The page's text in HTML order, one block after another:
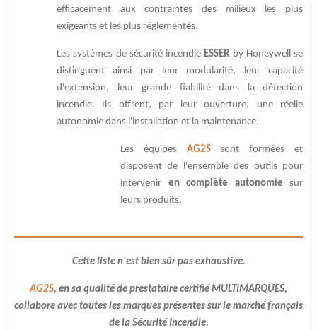
efficacement aux contraintes des milieux les plus
exigeants et les plus réglementés.
Les systèmes de sécurité incendie ESSER by Honeywell se
distinguent ainsi par leur modularité, leur capacité
d'extension, leur grande fiabilité dans la détection
incendie. Ils offrent, par leur ouverture, une réelle
autonomie dans l'installation et la maintenance.
Les équipes AG2Ssont formées et
disposent de l'ensemble des outils pour
intervenir en complète autonomie sur
leurs produits.
Cette liste n'est bien sûr pas exhaustive.
AG2S, en sa qualité de prestataire certifié MULTIMARQUES,
collabore avec toutes les marques présentes sur le marché français
de la Sécurité Incendie.